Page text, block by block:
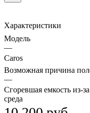
Характеристики
Модель
—
Caros
Возможная причина
—
Сгоревшая емкость из-
среда